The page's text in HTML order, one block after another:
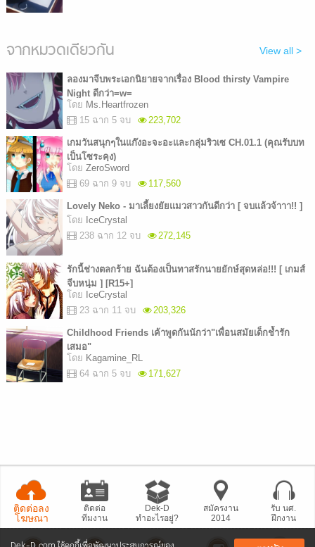
จากหมวดเดียวกัน View all >
ลองมาจีบพระเอกนิยายจากเรื่อง Blood thirsty Vampire
Night ดีกว่า=w=
โดย Ms.Heartfrozen
15 ฉาก 5 จบ
223,702
เกมวันสนุกๆในแก๊งอะจะอะและกลุ่มริวเซ CH.01.1 (คุณรับบท
เป็นโซระคุง)
โดย ZeroSword
69 ฉาก 9 จบ
117,560
Lovely Neko - มาเลี้ยงยัยแมวสาวกันดีกว่า [ จบแล้วจ้าาา!! ]
โดย IceCrystal
238 ฉาก 12 จบ
272,145
รักนี้ช่างตลกร้าย ฉันต้องเป็นทาสรักนายยักษ์สุดหล่อ!!! [ เกมส์
จีบหนุ่ม ] [R15+]
โดย IceCrystal
23 ฉาก 11 จบ
203,326
Childhood Friends เค้าพูดกันนักว่า"เพื่อนสมัยเด็กช้ำรัก
เสมอ"
โดย Kagamine_RL
64 ฉาก 5 จบ
171,627
ติดต่อลง
โฆษณา
ติดต่อ
ทีมงาน
Dek-D
ทำอะไรอยู่?
สมัครงาน
2014
รับ นศ.
ฝึกงาน